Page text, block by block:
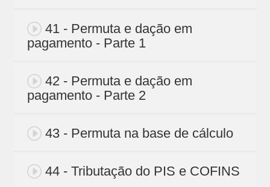
41 - Permuta e dação em
pagamento - Parte 1
42 - Permuta e dação em
pagamento - Parte 2
43 - Permuta na base de cálculo
44 - Tributação do PIS e COFINS